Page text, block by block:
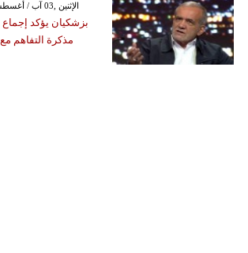
GMT 08:12 2026 الإثنين ,03 آب / أغسطس
بزشكيان يؤكد
مذكرة التفاهم مع